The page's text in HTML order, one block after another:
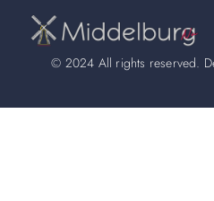
© 2024 All rights reserved.